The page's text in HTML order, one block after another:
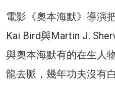
電影《奧本海默》導演
Kai Bird與Martin J.
與奧本海默有的在生人
龍去脈，幾年功夫沒有